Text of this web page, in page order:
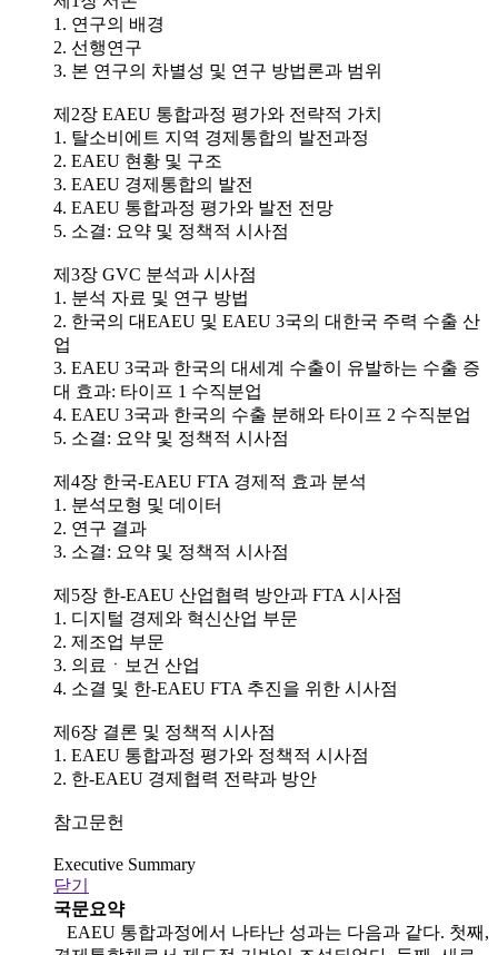
1. 연구의 배경
2. 선행연구
3. 본 연구의 차별성 및 연구 방법론과 범위
제2장 EAEU 통합과정 평가와 전략적 가치
1. 탈소비에트 지역 경제통합의 발전과정
2. EAEU 현황 및 구조
3. EAEU 경제통합의 발전
4. EAEU 통합과정 평가와 발전 전망
5. 소결: 요약 및 정책적 시사점
제3장 GVC 분석과 시사점
1. 분석 자료 및 연구 방법
2. 한국의 대EAEU 및 EAEU 3국의 대한국 주력 수출 산
업
3. EAEU 3국과 한국의 대세계 수출이 유발하는 수출 증
대 효과: 타이프 1 수직분업
4. EAEU 3국과 한국의 수출 분해와 타이프 2 수직분업
5. 소결: 요약 및 정책적 시사점
제4장 한국-EAEU FTA 경제적 효과 분석
1. 분석모형 및 데이터
2. 연구 결과
3. 소결: 요약 및 정책적 시사점
제5장 한-EAEU 산업협력 방안과 FTA 시사점
1. 디지털 경제와 혁신산업 부문
2. 제조업 부문
3. 의료ㆍ보건 산업
4. 소결 및 한-EAEU FTA 추진을 위한 시사점
제6장 결론 및 정책적 시사점
1. EAEU 통합과정 평가와 정책적 시사점
2. 한-EAEU 경제협력 전략과 방안
참고문헌
Executive Summary
닫기
국문요약
EAEU 통합과정에서 나타난 성과는 다음과 같다. 첫째,